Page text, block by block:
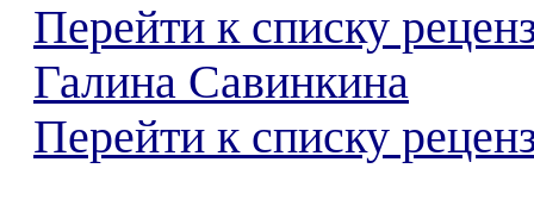
Перейти к списку
Галина Савинкина
Перейти к списку